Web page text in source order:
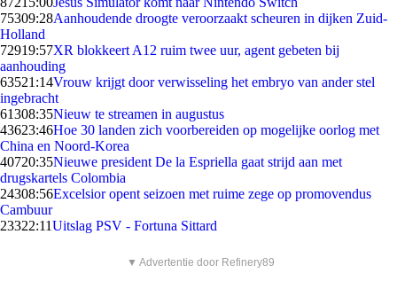
75309:28Aanhoudende droogte veroorzaakt scheuren in dijken Zuid-
Holland
72919:57XR blokkeert A12 ruim twee uur, agent gebeten bij
aanhouding
63521:14Vrouw krijgt door verwisseling het embryo van ander stel
ingebracht
61308:35Nieuw te streamen in augustus
43623:46Hoe 30 landen zich voorbereiden op mogelijke oorlog met
China en Noord-Korea
40720:35Nieuwe president De la Espriella gaat strijd aan met
drugskartels Colombia
24308:56Excelsior opent seizoen met ruime zege op promovendus
Cambuur
23322:11Uitslag PSV - Fortuna Sittard
▼ Advertentie door Refinery89